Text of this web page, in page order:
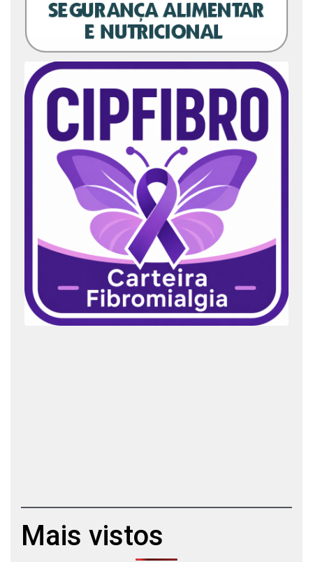
Mais vistos